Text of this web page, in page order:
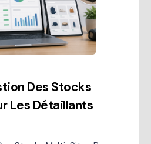
Des Stocks
Les Détaillants